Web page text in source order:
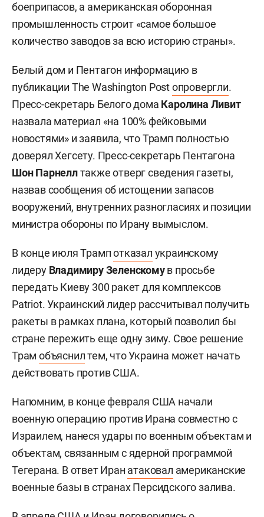
боеприпасов, а американская оборонная
промышленность строит «самое большое
количество заводов за всю историю страны».
Белый дом и Пентагон информацию в
публикации The Washington Postопровергли.
Пресс-секретарь Белого дома Каролина Ливит
назвала материал «на 100% фейковыми
новостями» и заявила, что Трамп полностью
доверял Хегсету. Пресс-секретарь Пентагона
Шон Парнеллтакже отверг сведения газеты,
назвав сообщения об истощении запасов
вооружений, внутренних разногласиях и позиции
министра обороны по Ирану вымыслом.
В конце июля Трампотказал украинскому
лидеру Владимиру Зеленскомув просьбе
передать Киеву 300 ракет для комплексов
Patriot. Украинский лидер рассчитывал получить
ракеты в рамках плана, который позволил бы
стране пережить еще одну зиму. Свое решение
Трам объяснилтем, что Украина может начать
действовать против США.
Напомним, в конце февраля США начали
военную операцию против Ирана совместно с
Израилем, нанеся удары по военным объектам и
объектам, связанным с ядерной программой
Тегерана. В ответ Иран атаковал американские
военные базы в странах Персидского залива.